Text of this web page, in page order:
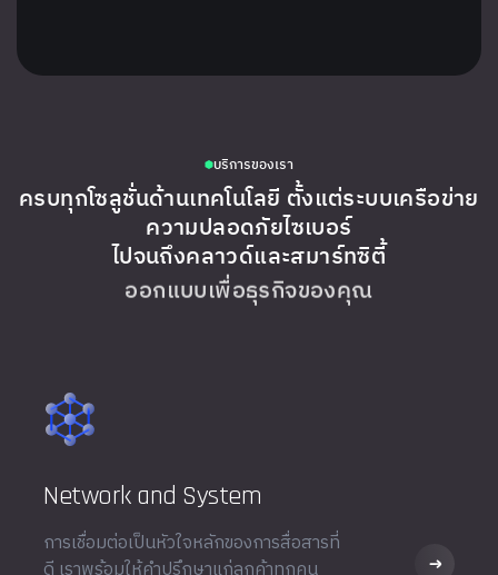
บริการของเรา
ครบทุกโซลูชั่นด้านเทคโนโลยี ตั้งแต่ระบบเครือข่าย
ความปลอดภัยไซเบอร์
ไปจนถึงคลาวด์และสมาร์ทซิตี้
ออกแบบเพื่อธุรกิจของคุณ
Network and System
การเชื่อมต่อเป็นหัวใจหลักของการสื่อสารที่